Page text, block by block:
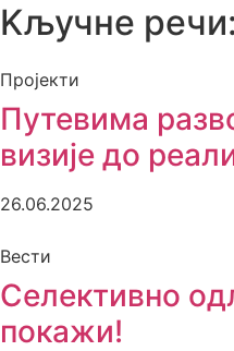
Kључне
Пројекти
Путевима
визије до
26.06.2025
Вести
Селективно
покажи!